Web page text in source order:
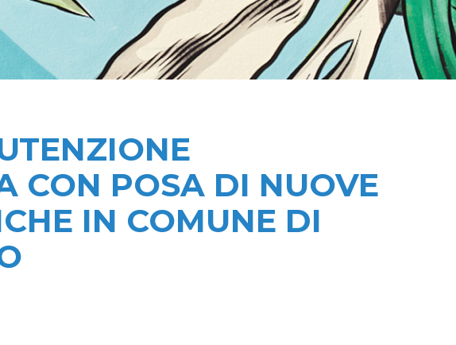
CON POSA DI NUOVE
IN COMUNE DI